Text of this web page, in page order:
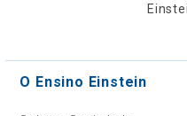
O Ensino Einstein